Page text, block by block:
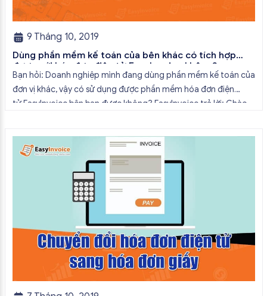
9 Tháng 10, 2019
Dùng phần mềm kế toán của bên khác có tích hợp
được với hóa đơn điện tử EasyInvoice không?
Bạn hỏi: Doanh nghiệp mình đang dùng phần mềm kế toán của
đơn vị khác, vậy có sử dụng được phần mềm hóa đơn điện
tử EasyInvoice bên bạn được không? EasyInvoice trả lời: Chào